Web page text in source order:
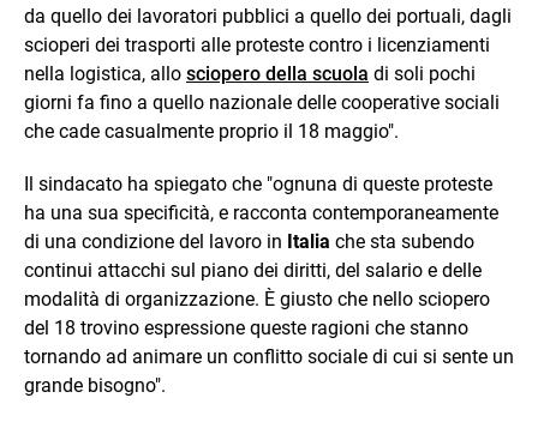
da quello dei lavoratori pubblici a quello dei portuali, dagli
scioperi dei trasporti alle proteste contro i licenziamenti
nella logistica, allo sciopero della scuola di soli pochi
giorni fa fino a quello nazionale delle cooperative sociali
che cade casualmente proprio il 18 maggio".
Il sindacato ha spiegato che "ognuna di queste proteste
ha una sua specificità, e racconta contemporaneamente
di una condizione del lavoro in Italia che sta subendo
continui attacchi sul piano dei diritti, del salario e delle
modalità di organizzazione. È giusto che nello sciopero
del 18 trovino espressione queste ragioni che stanno
tornando ad animare un conflitto sociale di cui si sente un
grande bisogno".